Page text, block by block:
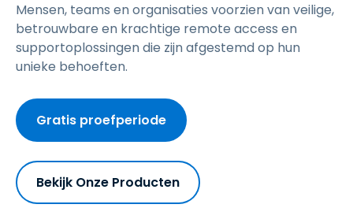
Mensen, teams en organisaties voorzien van veilige,
betrouwbare en krachtige remote access en
supportoplossingen die zijn afgestemd op hun
unieke behoeften.
Gratis proefperiode
Bekijk Onze Producten